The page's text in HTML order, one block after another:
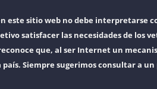
este sitio web no debe interpretarse
satisfacer las necesidades de los
que, al ser Internet un
Siempre sugerimos consultar a